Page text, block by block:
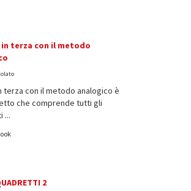
terza con il metodo
terza con il metodo analogico è
che comprende tutti gli
...
2